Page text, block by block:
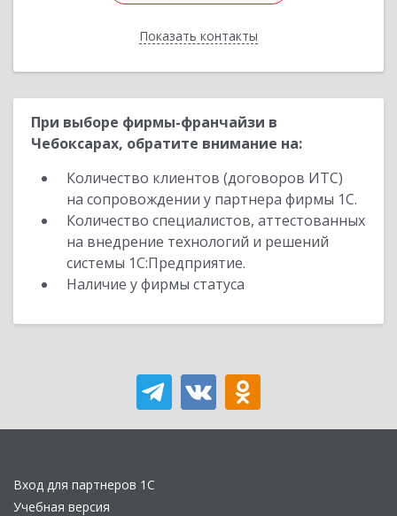
Показать контакты
Назад
При выборе фирмы-франчайзи в
Чебоксарах, обратите внимание на:
Количество клиентов (договоров ИТС)
на сопровождении у партнера фирмы 1С.
Количество специалистов, аттестованных
на внедрение технологий и решений
системы 1С:Предприятие.
Наличие у фирмы статуса
Вход для партнеров 1С
Учебная версия